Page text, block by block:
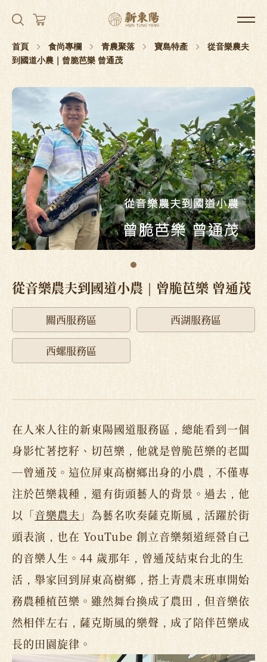
首頁 食尚專欄 青農聚落 寶島特產
從音樂農夫
到國道小農｜曾脆芭樂 曾通茂
從音樂農夫到國道小農｜曾脆芭樂 曾通茂
關西服務區 西湖服務區
西螺服務區
在人來人往的新東陽國道服務區，總能看到一個
身影忙著挖籽、切芭樂，他就是曾脆芭樂的老闆
—曾通茂。這位屏東高樹鄉出身的小農，不僅專
注於芭樂栽種，還有街頭藝人的背景。過去，他
以「音樂農夫 」為藝名吹奏薩克斯風，活躍於街
頭表演，也在 YouTube 創立音樂頻道經營自己
的音樂人生。44 歲那年，曾通茂結束台北的生
活，舉家回到屏東高樹鄉，搭上青農末班車開始
務農種植芭樂。雖然舞台換成了農田，但音樂依
然相伴左右，薩克斯風的樂聲，成了陪伴芭樂成
長的田園旋律。